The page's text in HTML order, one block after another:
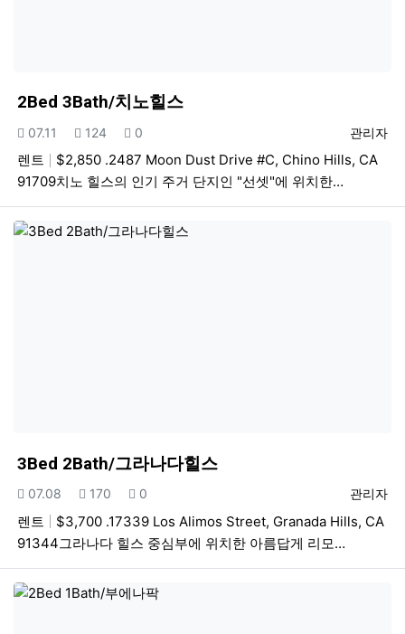
2Bed 3Bath/치노힐스
등록자
관리자
등록일
07.11 조회
124 추천
0
렌트
$2,850 .2487 Moon Dust Drive #C, Chino Hills, CA
91709치노 힐스의 인기 주거 단지인 "선셋"에 위치한…
3Bed 2Bath/그라나다힐스
등록자
관리자
등록일
07.08 조회
170 추천
0
렌트
$3,700 .17339 Los Alimos Street, Granada Hills, CA
91344그라나다 힐스 중심부에 위치한 아름답게 리모…